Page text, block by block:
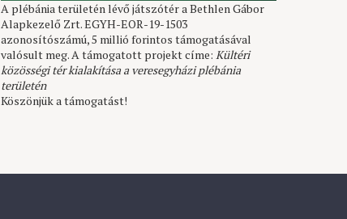
A plébánia területén lévő játszótér a Bethlen Gábor
Alapkezelő Zrt. EGYH-EOR-19-1503
azonosítószámú, 5 millió forintos támogatásával
valósult meg. A támogatott projekt címe: Kültéri
közösségi tér kialakítása a veresegyházi plébánia
területén
Köszönjük a támogatást!